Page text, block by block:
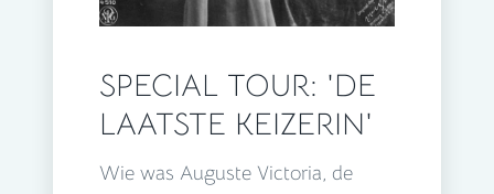
SPECIAL TOUR: 'DE
LAATSTE KEIZERIN'
Wie was Auguste Victoria, de